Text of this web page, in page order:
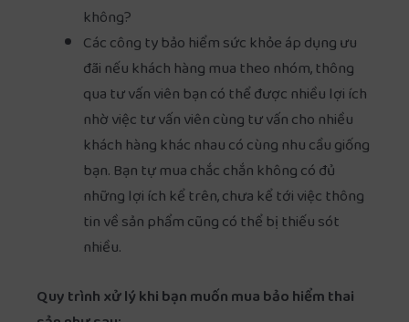
không?
Các công ty bảo hiểm sức khỏe áp dụng ưu
đãi nếu khách hàng mua theo nhóm, thông
qua tư vấn viên bạn có thể được nhiều lợi ích
nhờ việc tư vấn viên cùng tư vấn cho nhiều
khách hàng khác nhau có cùng nhu cầu giống
bạn. Bạn tự mua chắc chắn không có đủ
những lợi ích kể trên, chưa kể tới việc thông
tin về sản phẩm cũng có thể bị thiếu sót
nhiều.
Quy trình xử lý khi bạn muốn mua bảo hiểm thai